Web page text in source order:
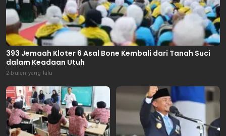
393 Jemaah Kloter 6 Asal Bone Kembali dari Tanah Suci
dalam Keadaan Utuh
2 bulan yang lalu